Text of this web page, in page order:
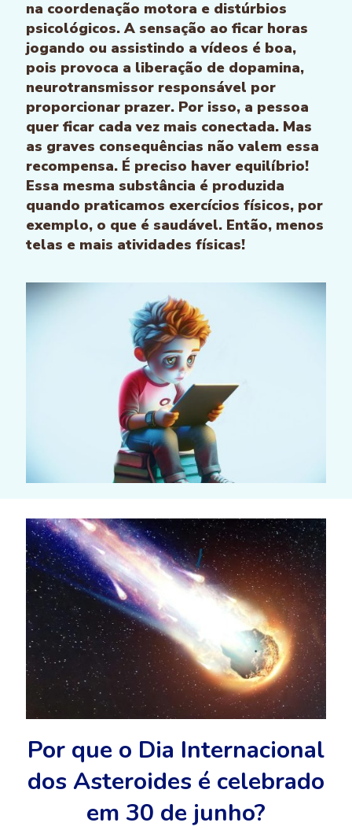
na coordenação motora e distúrbios
psicológicos. A sensação ao ficar horas
jogando ou assistindo a vídeos é boa,
pois provoca a liberação de dopamina,
neurotransmissor responsável por
proporcionar prazer. Por isso, a pessoa
quer ficar cada vez mais conectada. Mas
as graves consequências não valem essa
recompensa. É preciso haver equilíbrio!
Essa mesma substância é produzida
quando praticamos exercícios físicos, por
exemplo, o que é saudável. Então, menos
telas e mais atividades físicas!
Por que o Dia Internacional
dos Asteroides é celebrado
em 30 de junho?